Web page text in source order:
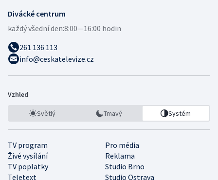
Divácké centrum
každý všední den:8:00—16:00 hodin
261 136 113
info@ceskatelevize.cz
Vzhled
Světlý Tmavý Systém
TV program
Pro média
Živé vysílání
Reklama
TV poplatky
Studio Brno
Teletext
Studio Ostrava